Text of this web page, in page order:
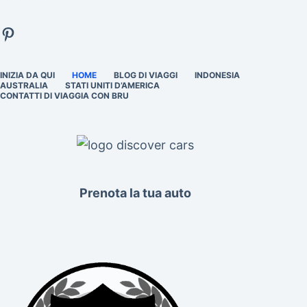
Pinterest
INIZIA DA QUI HOME BLOG DI VIAGGI
INDONESIA
AUSTRALIA
STATI UNITI D’AMERICA
CONTATTI DI VIAGGIA CON BRU
Prenota la tua auto